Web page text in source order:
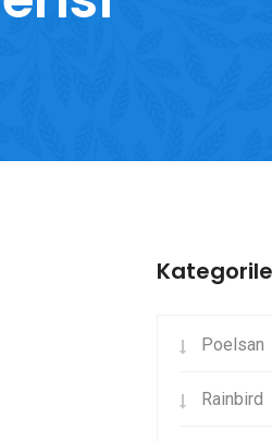
Poelsan
Rainbird